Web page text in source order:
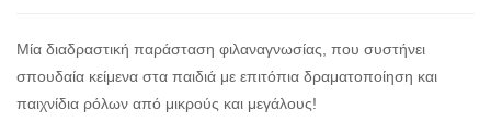
Μία διαδραστική παράσταση φιλαναγνωσίας, που συστήνει
σπουδαία κείμενα στα παιδιά με επιτόπια δραματοποίηση και
παιχνίδια ρόλων από μικρούς και μεγάλους!